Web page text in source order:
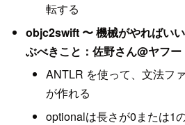
転する
objc2swift 〜 機械がやればい
ぶべきこと：佐野さん@ヤフー
ANTLR を使って、文法フ
が作れる
optionalは長さが0または1